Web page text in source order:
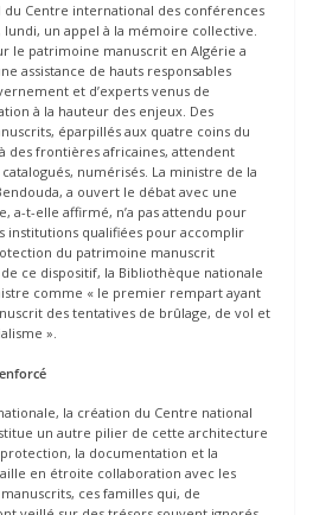
du Centre international des conférences
lundi, un appel à la mémoire collective.
le patrimoine manuscrit en Algérie a
assistance de hauts responsables
et d’experts venus de
à la hauteur des enjeux. Des
éparpillés aux quatre coins du
des frontières africaines, attendent
numérisés. La ministre de la
a ouvert le débat avec une
a-t-elle affirmé, n’a pas attendu pour
institutions qualifiées pour accomplir
du patrimoine manuscrit
ce dispositif, la Bibliothèque nationale
comme « le premier rempart ayant
des tentatives de brûlage, de vol et
».
la création du Centre national
un autre pilier de cette architecture
la documentation et la
en étroite collaboration avec les
ces familles qui, de